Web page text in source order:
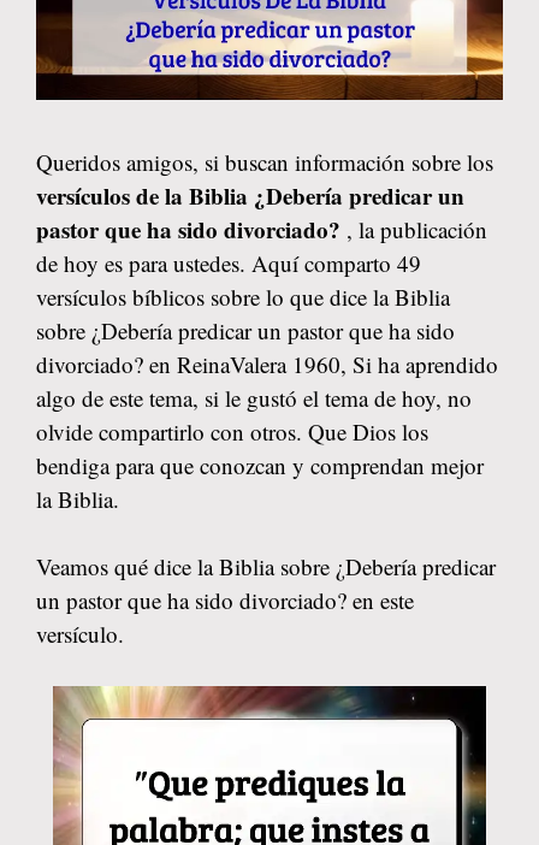
Queridos amigos, si buscan información sobre los
versículos de la Biblia ¿Debería predicar un
pastor que ha sido divorciado? , la publicación
de hoy es para ustedes. Aquí comparto 49
versículos bíblicos sobre lo que dice la Biblia
sobre ¿Debería predicar un pastor que ha sido
divorciado? en ReinaValera 1960, Si ha aprendido
algo de este tema, si le gustó el tema de hoy, no
olvide compartirlo con otros. Que Dios los
bendiga para que conozcan y comprendan mejor
la Biblia.
Veamos qué dice la Biblia sobre ¿Debería predicar
un pastor que ha sido divorciado? en este
versículo.